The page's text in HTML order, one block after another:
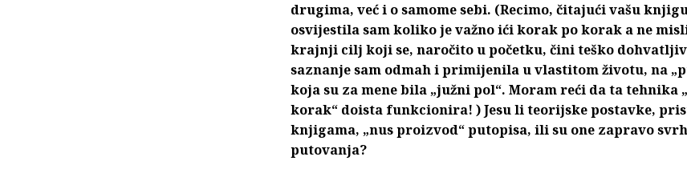
drugima, već i o samome sebi. (Recimo, čitajući vašu
osvijestila sam koliko je važno ići korak po korak a ne
krajnji cilj koji se, naročito u početku, čini teško
saznanje sam odmah i primijenila u vlastitom životu, na
koja su za mene bila „južni pol“. Moram reći da ta tehnika
korak“ doista funkcionira! ) Jesu li teorijske postavke,
knjigama, „nus proizvod“ putopisa, ili su one zapravo
putovanja?